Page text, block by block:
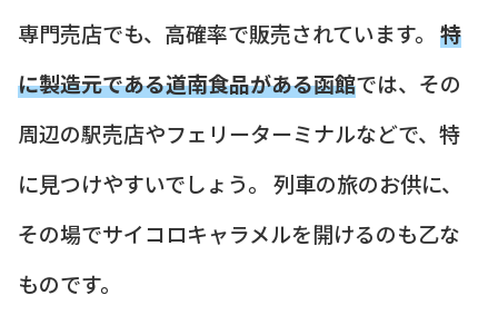
専門売店でも、高確率で販売されています。 特
に製造元である道南食品がある函館では、その
周辺の駅売店やフェリーターミナルなどで、特
に見つけやすいでしょう。 列車の旅のお供に、
その場でサイコロキャラメルを開けるのも乙な
ものです。